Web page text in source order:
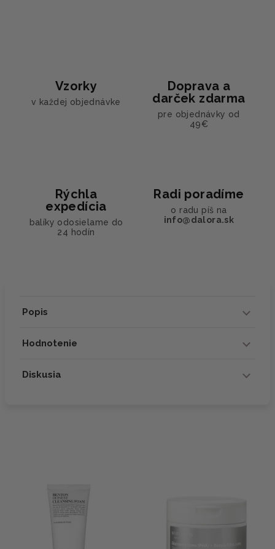
Vzorky
v každej objednávke
Doprava a
darček zdarma
pre objednávky od
49€
Rýchla
expedícia
balíky odosielame do
24 hodín
Radi poradíme
o radu píš na
info@dalora.sk
Popis
Hodnotenie
Diskusia